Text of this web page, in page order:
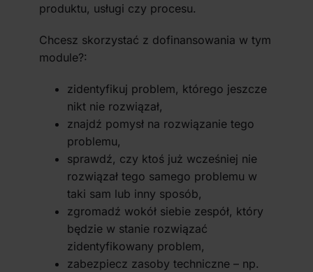
produktu, usługi czy procesu.
Chcesz skorzystać z dofinansowania w tym
module?:
zidentyfikuj problem, którego jeszcze
nikt nie rozwiązał,
znajdź pomysł na rozwiązanie tego
problemu,
sprawdź, czy ktoś już wcześniej nie
rozwiązał tego samego problemu w
taki sam lub inny sposób,
zgromadź wokół siebie zespół, który
będzie w stanie rozwiązać
zidentyfikowany problem,
zabezpiecz zasoby techniczne – np.